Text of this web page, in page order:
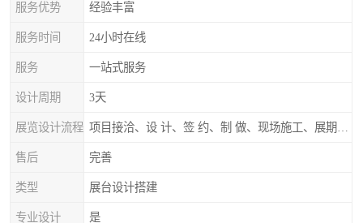
服务优势 经验丰富
服务时间 24小时在线
服务 一站式服务
设计周期 3天
展览设计流程
售后 完善
类型 展台设计搭建
专业设计 是